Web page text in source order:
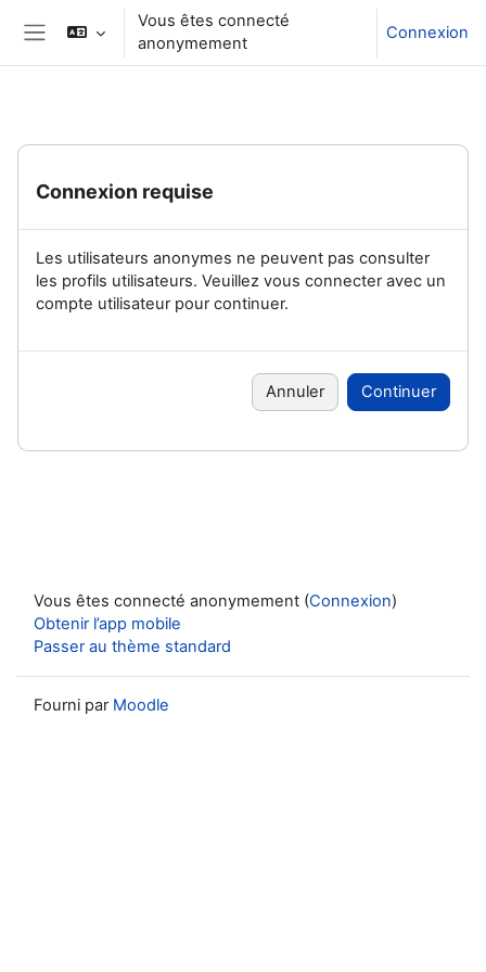
Passer au contenu principal
Panneau latéral
Vous êtes connecté
anonymement
Connexion
Connexion requise
Les utilisateurs anonymes ne peuvent pas consulter
les profils utilisateurs. Veuillez vous connecter avec un
compte utilisateur pour continuer.
Annuler Continuer
Vous êtes connecté anonymement (Connexion)
Obtenir l’app mobile
Passer au thème standard
Fourni par Moodle